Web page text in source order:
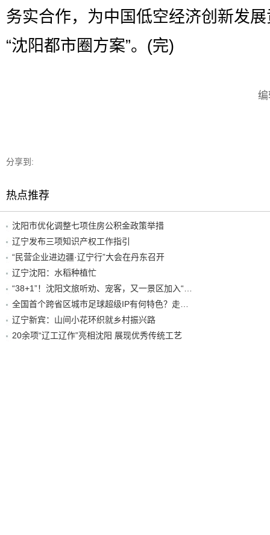
务实合作，为中国低空经济创新发
“沈阳都市圈方案”。(完)
分享到:
热点推荐
沈阳市优化调整七项住房公积金政策举措
辽宁发布三项知识产权工作指引
“民营企业进边疆·辽宁行”大会在丹东召开
辽宁沈阳：水稻种植忙
辽宁新宾：山间小花环织就乡村振兴路
20余项“辽工辽作”亮相沈阳 展现优秀传统工艺